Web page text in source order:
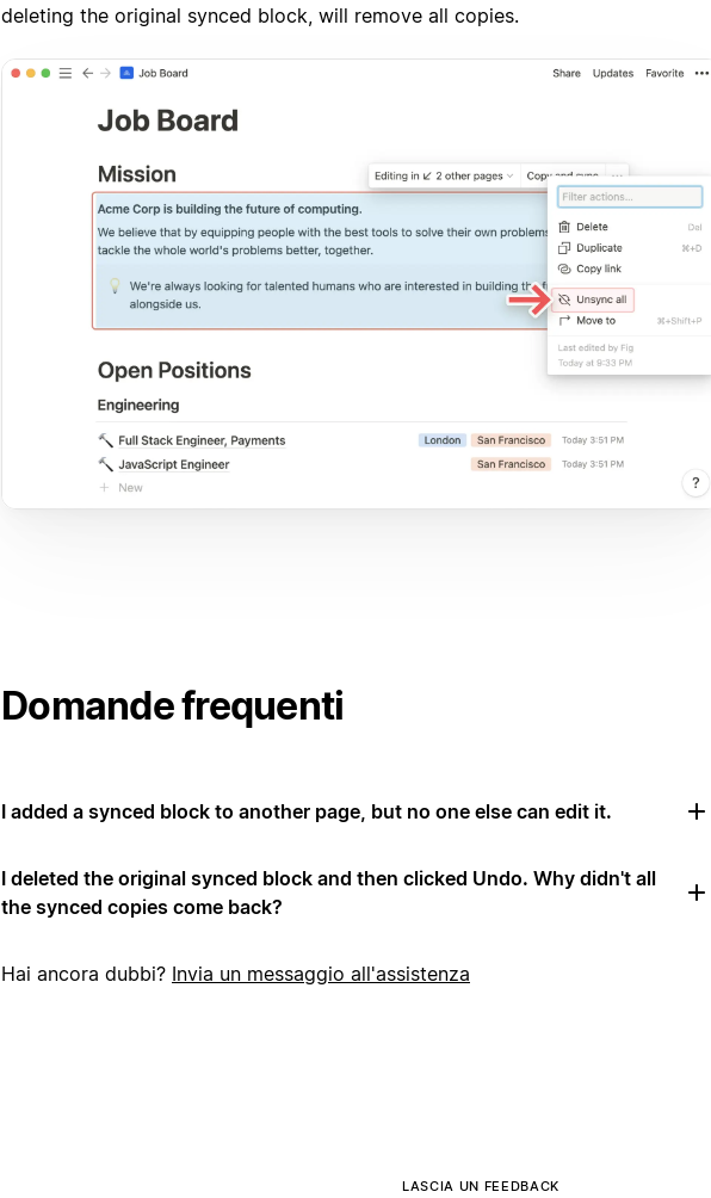
deleting the original synced block, will remove all copies.
Domande frequenti
I added a synced block to another page, but no one else can edit it.
I deleted the original synced block and then clicked Undo. Why didn't all
the synced copies come back?
Hai ancora dubbi? Invia un messaggio all'assistenza
LASCIA UN FEEDBACK